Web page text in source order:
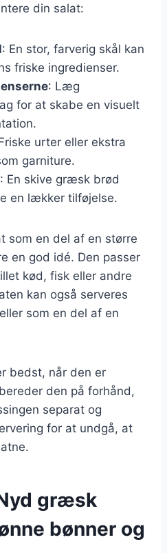
din salat:
: En stor, farverig skål kan
friske ingredienser.
: Læg
for at skabe en visuelt
urter eller ekstra
garniture.
: En skive græsk brød
en lækker tilføjelse.
som en del af en større
en god idé. Den passer
kød, fisk eller andre
kan også serveres
som en del af en
bedst, når den er
den på forhånd,
separat og
for at undgå, at
græsk
bønner og